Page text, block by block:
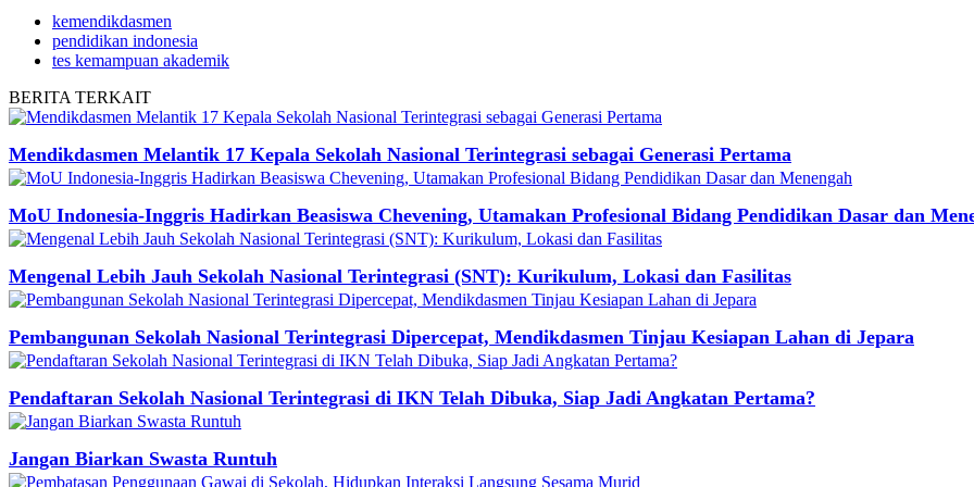
kemendikdasmen
pendidikan indonesia
tes kemampuan akademik
BERITA TERKAIT
Mendikdasmen Melantik 17 Kepala Sekolah Nasional Terintegrasi sebagai Generasi Pertama
MoU Indonesia-Inggris Hadirkan Beasiswa Chevening, Utamakan Profesional Bidang Pendidikan Dasar dan
Mengenal Lebih Jauh Sekolah Nasional Terintegrasi (SNT): Kurikulum, Lokasi dan Fasilitas
Pembangunan Sekolah Nasional Terintegrasi Dipercepat, Mendikdasmen Tinjau Kesiapan Lahan di Jepara
Pendaftaran Sekolah Nasional Terintegrasi di IKN Telah Dibuka, Siap Jadi Angkatan Pertama?
Jangan Biarkan Swasta Runtuh